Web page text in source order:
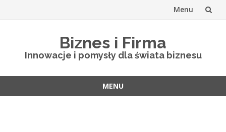
Menu
Biznes i Firma
Innowacje i pomysły dla świata biznesu
MENU